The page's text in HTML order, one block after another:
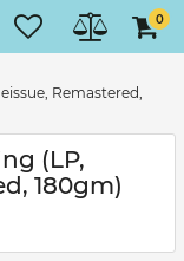
0
Remastered,
(LP,
180gm)